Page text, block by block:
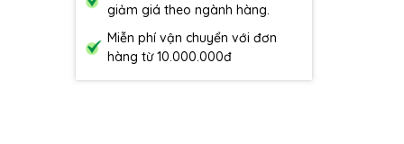
giảm giá theo ngành hàng.
Miễn phí vận chuyển với đơn
hàng từ 10.000.000đ